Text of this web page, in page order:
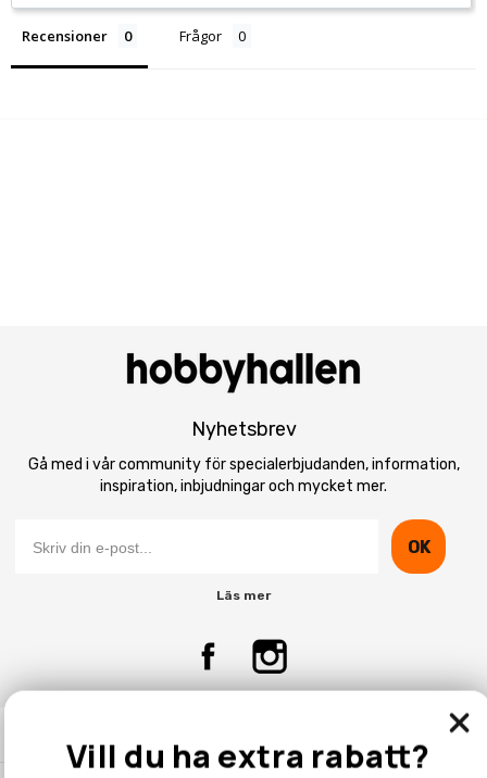
Recensioner Frågor
Nyhetsbrev
Gå med i vår community för specialerbjudanden, information,
inspiration, inbjudningar och mycket mer.
OK
Läs mer
Vill du ha extra rabatt?